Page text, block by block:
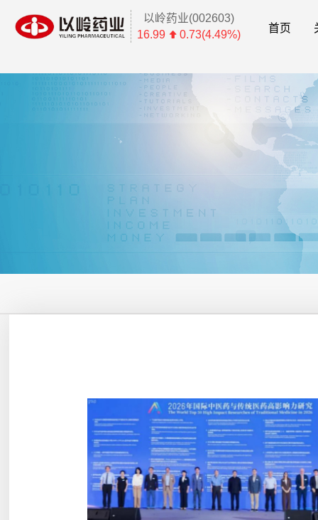
以岭药业(002603)
16.99
0.73(4.49%)
首页